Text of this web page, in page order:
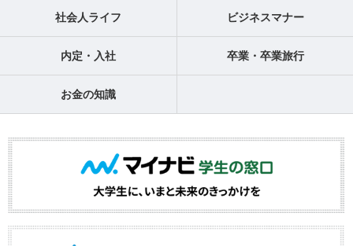
社会人ライフ ビジネスマナー
内定・入社 卒業・卒業旅行
お金の知識